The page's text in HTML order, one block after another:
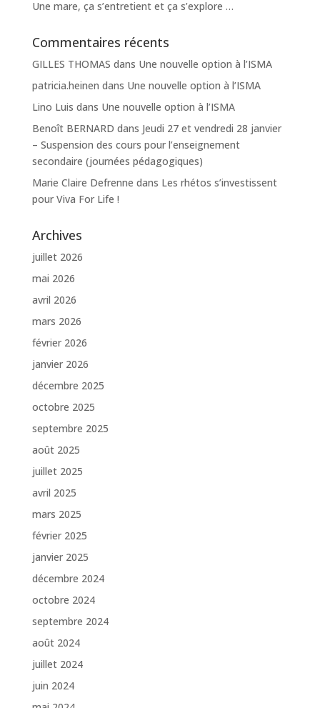
Une mare, ça s’entretient et ça s’explore …
Commentaires récents
GILLES THOMAS dans Une nouvelle option à l’ISMA
patricia.heinen dans Une nouvelle option à l’ISMA
Lino Luis dans Une nouvelle option à l’ISMA
Benoît BERNARD dans Jeudi 27 et vendredi 28 janvier
– Suspension des cours pour l’enseignement
secondaire (journées pédagogiques)
Marie Claire Defrenne dans Les rhétos s’investissent
pour Viva For Life !
Archives
juillet 2026
mai 2026
avril 2026
mars 2026
février 2026
janvier 2026
décembre 2025
octobre 2025
septembre 2025
août 2025
juillet 2025
avril 2025
mars 2025
février 2025
janvier 2025
décembre 2024
octobre 2024
septembre 2024
août 2024
juillet 2024
juin 2024